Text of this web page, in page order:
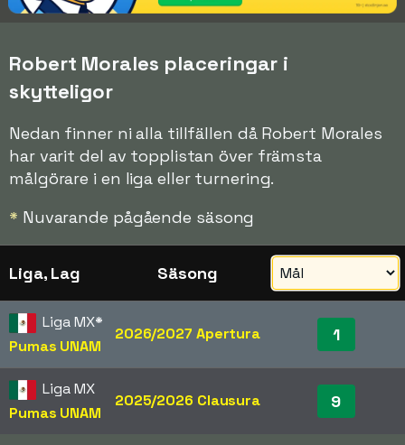
Robert Morales placeringar i
skytteligor
Nedan finner ni alla tillfällen då Robert Morales
har varit del av topplistan över främsta
målgörare i en liga eller turnering.
* Nuvarande pågående säsong
Liga, Lag Säsong
Liga MX*
Pumas UNAM
2026/2027 Apertura 1
Liga MX
Pumas UNAM
2025/2026 Clausura 9